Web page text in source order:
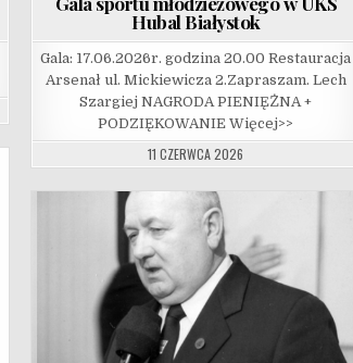
Hubal Białystok
Gala: 17.06.2026r. godzina 20.00 Restauracja
Arsenał ul. Mickiewicza 2.Zapraszam. Lech
Szargiej NAGRODA PIENIĘŻNA +
PODZIĘKOWANIE Więcej>>
11 CZERWCA 2026